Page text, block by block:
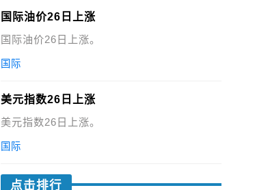
国际油价26日上涨
国际油价26日上涨。
国际
美元指数26日上涨
美元指数26日上涨。
国际
点击排行